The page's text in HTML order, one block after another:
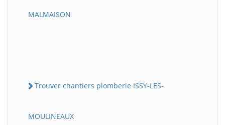
MALMAISON
Trouver chantiers plomberie ISSY-LES-
MOULINEAUX